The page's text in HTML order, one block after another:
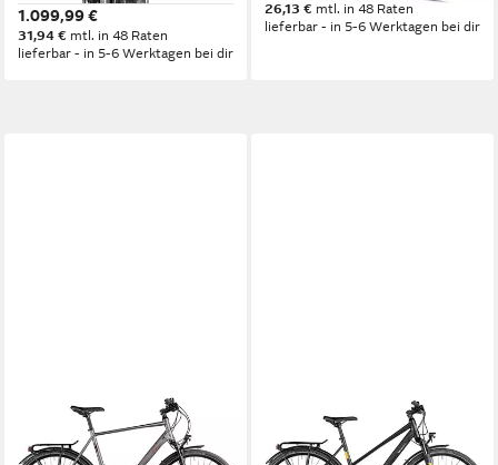
1.099,99 €
31,94 € mtl. in 48 Raten
lieferbar - in 5-6 Werktagen bei dir
26,13 € mtl. in 48 Raten
lieferbar - in 5-6 Werktagen bei dir